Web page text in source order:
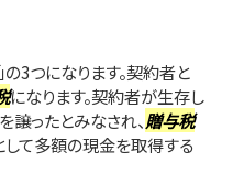
の3つになります。契約者と
になります。契約者が生存し
ったとみなされ、贈与税
して多額の現金を取得する